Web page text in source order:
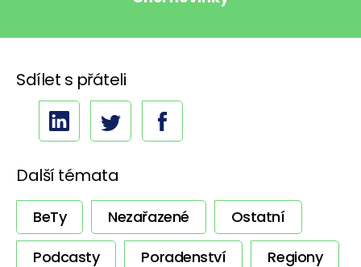
Sdílet s přáteli
Další témata
BeTy Nezařazené
Ostatní
Podcasty
Poradenství Regiony